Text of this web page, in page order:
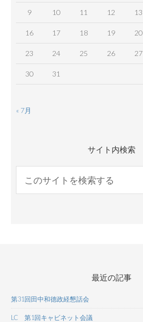
9 10 11 12 13
16 17 18 19 20
23 24 25 26 27
30 31
« 7月
サイト内検索
最近の記事
第31回田中和德政経懇話会
LC 第1回キャビネット会議